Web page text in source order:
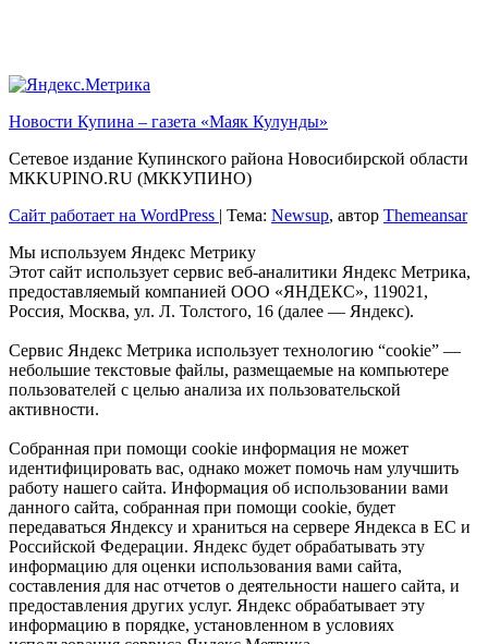
Новости Купина – газета «Маяк Кулунды»
Сетевое издание Купинского района Новосибирской области
МКKUPINO.RU (МККУПИНО)
Сайт работает на WordPress
Тема: Newsup, автор Themeansar
Мы используем Яндекс Метрику
Этот сайт использует сервис веб-аналитики Яндекс Метрика,
предоставляемый компанией ООО «ЯНДЕКС», 119021,
Россия, Москва, ул. Л. Толстого, 16 (далее — Яндекс).
Сервис Яндекс Метрика использует технологию “cookie” —
небольшие текстовые файлы, размещаемые на компьютере
пользователей с целью анализа их пользовательской
активности.
Собранная при помощи cookie информация не может
идентифицировать вас, однако может помочь нам улучшить
работу нашего сайта. Информация об использовании вами
данного сайта, собранная при помощи cookie, будет
передаваться Яндексу и храниться на сервере Яндекса в ЕС и
Российской Федерации. Яндекс будет обрабатывать эту
информацию для оценки использования вами сайта,
составления для нас отчетов о деятельности нашего сайта, и
предоставления других услуг. Яндекс обрабатывает эту
информацию в порядке, установленном в условиях